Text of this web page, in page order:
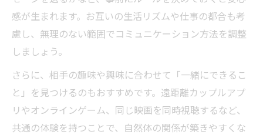
不安を減らす遠距離恋愛のルール作り
遠距離恋愛で守りたいしてはいけないこと
遠距離恋愛のすれ違いを防ぐルール例
遠距離恋愛を長続きさせる約束ごとの作り
方
遠距離恋愛で不安を減らす3ヶ月ルールの活
用
感が生まれます。お互いの生活リズムや仕事の都合も考
慮し、無理のない範囲でコミュニケーション方法を調整
しましょう。
さらに、相手の趣味や興味に合わせて「一緒にできるこ
と」を見つけるのもおすすめです。遠距離カップルアプ
リやオンラインゲーム、同じ映画を同時視聴するなど、
共通の体験を持つことで、自然体の関係が築きやすくな